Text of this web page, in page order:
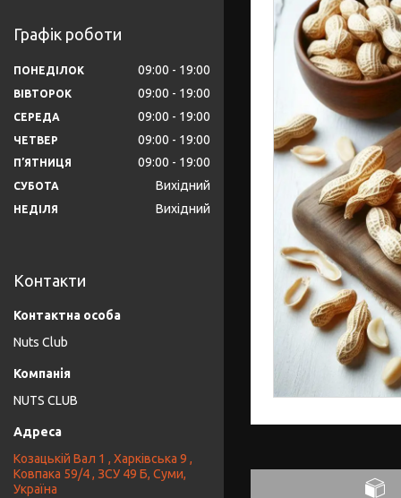
Графік роботи
ПОНЕДІЛОК 09:00 19:00
ВІВТОРОК 09:00 19:00
СЕРЕДА 09:00 19:00
ЧЕТВЕР 09:00 19:00
ПʼЯТНИЦЯ 09:00 19:00
СУБОТА Вихідний
НЕДІЛЯ Вихідний
Контакти
Nuts Club
NUTS CLUB
Козацькій Вал 1 , Харківська 9 ,
Ковпака 59/4 , ЗСУ 49 Б, Суми,
Україна